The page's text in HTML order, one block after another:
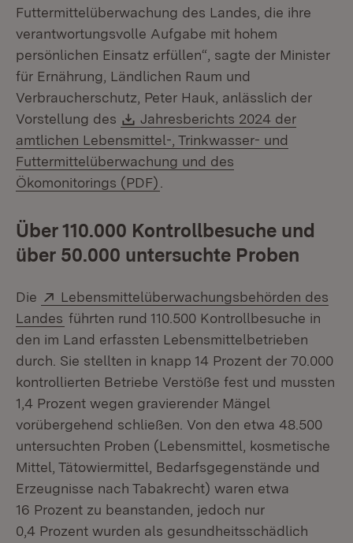
Futtermittelüberwachung des Landes, die ihre
verantwortungsvolle Aufgabe mit hohem
persönlichen Einsatz erfüllen“, sagte der Minister
für Ernährung, Ländlichen Raum und
Verbraucherschutz, Peter Hauk, anlässlich der
Vorstellung des
Download:
Jahresberichts 2024 der
amtlichen Lebensmittel-, Trinkwasser- und
Futtermittelüberwachung und des
Ökomonitorings (PDF)
Über 110.000 Kontrollbesuche und
über 50.000 untersuchte Proben
Die Extern:
Lebensmittelüberwachungsbehörden des
Landes (Öffnet in neuem Fenster)
führten rund 110.500 Kontrollbesuche in
den im Land erfassten Lebensmittelbetrieben
durch. Sie stellten in knapp 14 Prozent der 70.000
kontrollierten Betriebe Verstöße fest und mussten
1,4 Prozent wegen gravierender Mängel
vorübergehend schließen. Von den etwa 48.500
untersuchten Proben (Lebensmittel, kosmetische
Mittel, Tätowiermittel, Bedarfsgegenstände und
Erzeugnisse nach Tabakrecht) waren etwa
16 Prozent zu beanstanden, jedoch nur
0,4 Prozent wurden als gesundheitsschädlich